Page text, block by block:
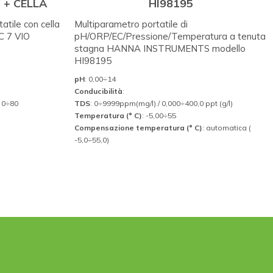
+ CELLA
con cella
7 VIO
0÷80
HI98195
Multiparametro portatile di
pH/ORP/EC/Pressione/Temperatura a tenuta
stagna HANNA INSTRUMENTS modello
HI98195
pH: 0,00÷14
Conducibilità:
TDS: 0÷9999ppm(mg/l) / 0,000÷400,0 ppt (g/l)
Temperatura (° C): -5,00÷55
Compensazione temperatura (° C): automatica (
-5,0÷55,0)